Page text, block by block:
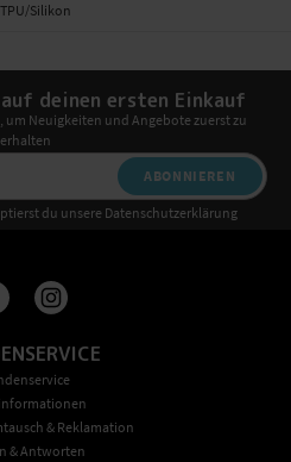
TPU/Silikon
deinen ersten Einkauf
Neuigkeiten und Angebote zuerst zu
erhalten
ABONNIEREN
du unsere Datenschutzerklärung
& Reklamation
& Antworten